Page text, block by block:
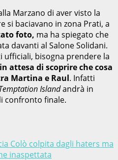
Marzano di aver visto la
si baciavano in zona Prati, a
foto, ma ha spiegato che
davanti al Salone Solidani.
ufficiali, bisogna prendere la
in attesa di scoprire che cosa
Martina e Raul. Infatti
Islandandrà in
confronto finale.
Colò colpita dagli haters ma
inaspettata